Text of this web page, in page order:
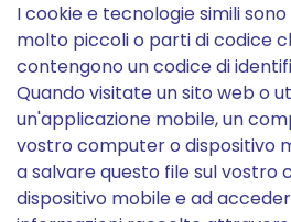
I cookie e tecnologie simili
molto piccoli o parti di codice
contengono un codice di
Quando visitate un sito web o
un'applicazione mobile, un
vostro computer o dispositivo
a salvare questo file sul vostro
dispositivo mobile e ad